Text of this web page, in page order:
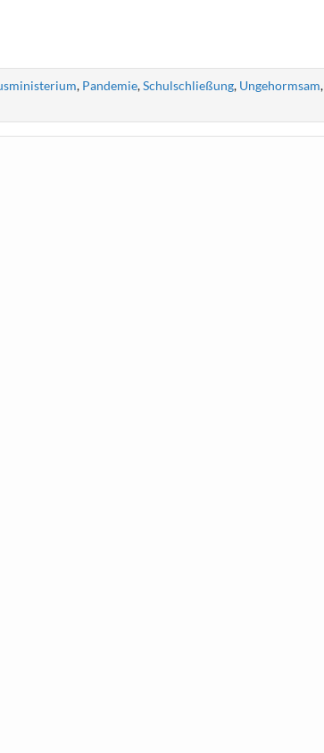
, Pandemie,Schulschließung, Ungehormsam,